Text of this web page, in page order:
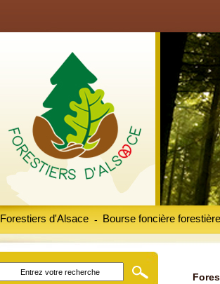
Forestiers d'Alsace Bourse foncière forestière
-